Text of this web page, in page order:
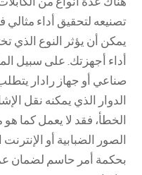
تصنيعه لتحقيق أداء
يمكن أن يؤثر النوع الذي
أداء أجهزتك. على سبيل
صناعي أو جهاز رادار
الدوار الذي يمكنه نقل
الخطأ، فقد لا يعمل كما
الصور الضبابية أو
بحكمة أمر حاسم لضمان